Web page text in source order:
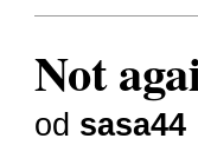
Not
od sasa44